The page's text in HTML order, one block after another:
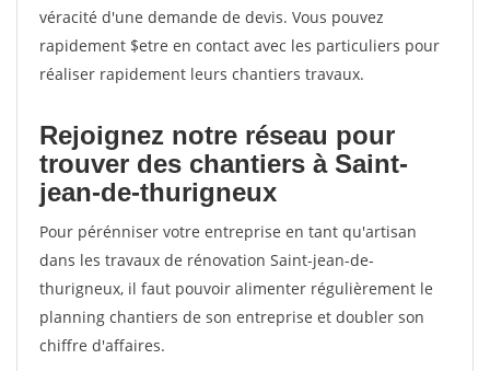
véracité d'une demande de devis. Vous pouvez
rapidement $etre en contact avec les particuliers pour
réaliser rapidement leurs chantiers travaux.
Rejoignez notre réseau pour
trouver des chantiers à Saint-
jean-de-thurigneux
Pour pérénniser votre entreprise en tant qu'artisan
dans les travaux de rénovation Saint-jean-de-
thurigneux, il faut pouvoir alimenter régulièrement le
planning chantiers de son entreprise et doubler son
chiffre d'affaires.